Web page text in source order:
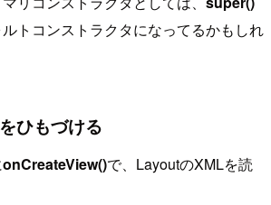
トコンストラクタになってるかもしれ
ひもづける
onCreateView()で、LayoutのXMLを読